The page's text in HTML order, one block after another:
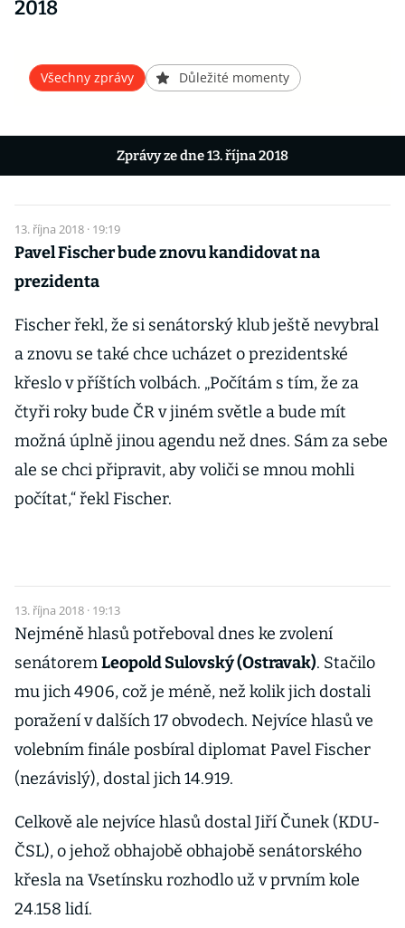
2018
Všechny zprávy Důležité momenty
Zprávy ze dne 13. října 2018
13. října 2018 · 19:19
Pavel Fischer bude znovu kandidovat na
prezidenta
Fischer řekl, že si senátorský klub ještě nevybral
a znovu se také chce ucházet o prezidentské
křeslo v příštích volbách. „Počítám s tím, že za
čtyři roky bude ČR v jiném světle a bude mít
možná úplně jinou agendu než dnes. Sám za sebe
ale se chci připravit, aby voliči se mnou mohli
počítat,“ řekl Fischer.
13. října 2018 · 19:13
Nejméně hlasů potřeboval dnes ke zvolení
senátoremLeopold Sulovský (Ostravak). Stačilo
mu jich 4906, což je méně, než kolik jich dostali
poražení v dalších 17 obvodech. Nejvíce hlasů ve
volebním finále posbíral diplomat Pavel Fischer
(nezávislý), dostal jich 14.919.
Celkově ale nejvíce hlasů dostal Jiří Čunek (KDU-
ČSL), o jehož obhajobě obhajobě senátorského
křesla na Vsetínsku rozhodlo už v prvním kole
24.158 lidí.